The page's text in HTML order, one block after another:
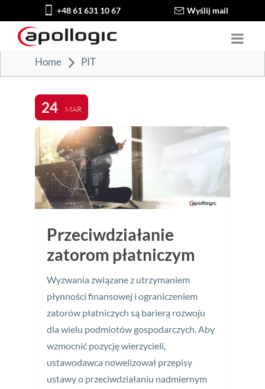
+48 61 631 10 67 Wyślij mail
Home PIT
24 MAR
Przeciwdziałanie
zatorom płatniczym
Wyzwania związane z utrzymaniem
płynności finansowej i ograniczeniem
zatorów płatniczych są barierą rozwoju
dla wielu podmiotów gospodarczych. Aby
wzmocnić pozycję wierzycieli,
ustawodawca nowelizował przepisy
ustawy o przeciwdziałaniu nadmiernym